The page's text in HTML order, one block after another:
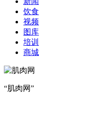
饮食
视频
图库
培训
商城
“肌肉网”